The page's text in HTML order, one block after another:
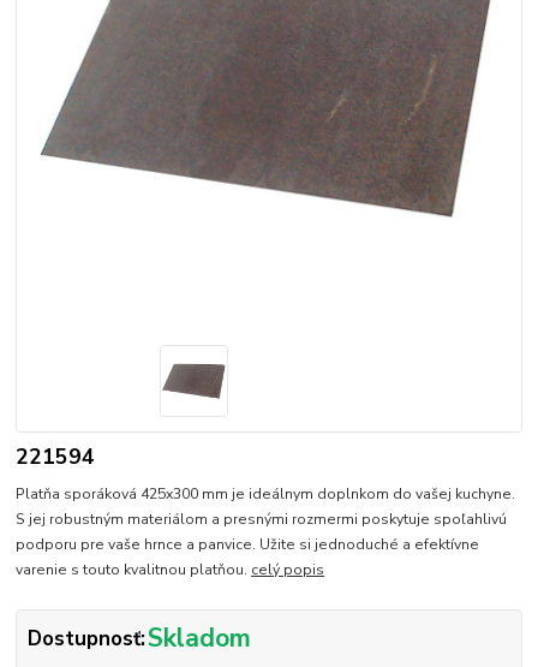
221594
Platňa sporáková 425x300 mm je ideálnym doplnkom do vašej kuchyne.
S jej robustným materiálom a presnými rozmermi poskytuje spoľahlivú
podporu pre vaše hrnce a panvice. Užite si jednoduché a efektívne
varenie s touto kvalitnou platňou. celý popis
Dostupnosť:Skladom